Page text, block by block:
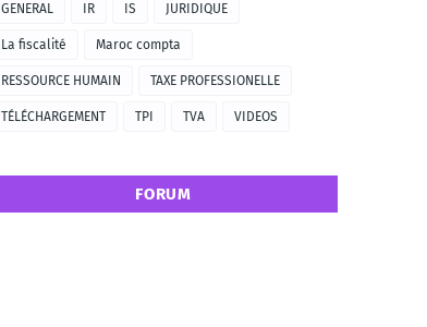
GENERAL IR IS JURIDIQUE
La fiscalité Maroc compta
RESSOURCE HUMAIN TAXE PROFESSIONELLE
TÉLÉCHARGEMENT TPI TVA VIDEOS
FORUM